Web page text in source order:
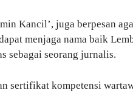
Kancil’, juga berpesan
menjaga nama baik
sebagai seorang jurnalis.
sertifikat kompetensi